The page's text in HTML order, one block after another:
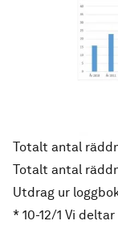
Totalt antal
Totalt antal
Utdrag ur
* 10-12/1 Vi